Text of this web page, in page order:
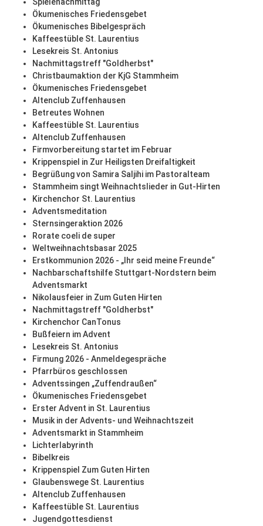
Ökumenisches Friedensgebet
Ökumenisches Bibelgespräch
Kaffeestüble St. Laurentius
Lesekreis St. Antonius
Nachmittagstreff "Goldherbst"
Christbaumaktion der KjG Stammheim
Ökumenisches Friedensgebet
Altenclub Zuffenhausen
Betreutes Wohnen
Kaffeestüble St. Laurentius
Altenclub Zuffenhausen
Firmvorbereitung startet im Februar
Krippenspiel in Zur Heiligsten Dreifaltigkeit
Begrüßung von Samira Saljihi im Pastoralteam
Stammheim singt Weihnachtslieder in Gut-Hirten
Kirchenchor St. Laurentius
Adventsmeditation
Sternsingeraktion 2026
Rorate coeli de super
Weltweihnachtsbasar 2025
Erstkommunion 2026 - „Ihr seid meine Freunde“
Nachbarschaftshilfe Stuttgart-Nordstern beim
Adventsmarkt
Nikolausfeier in Zum Guten Hirten
Nachmittagstreff "Goldherbst"
Kirchenchor CanTonus
Bußfeiern im Advent
Lesekreis St. Antonius
Firmung 2026 - Anmeldegespräche
Pfarrbüros geschlossen
Adventssingen „Zuffendraußen“
Ökumenisches Friedensgebet
Erster Advent in St. Laurentius
Musik in der Advents- und Weihnachtszeit
Adventsmarkt in Stammheim
Lichterlabyrinth
Bibelkreis
Krippenspiel Zum Guten Hirten
Glaubenswege St. Laurentius
Altenclub Zuffenhausen
Kaffeestüble St. Laurentius
Jugendgottesdienst